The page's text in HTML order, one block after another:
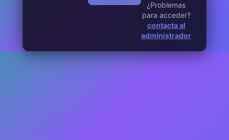
¿Problemas
para acceder?
contacta al
administrador